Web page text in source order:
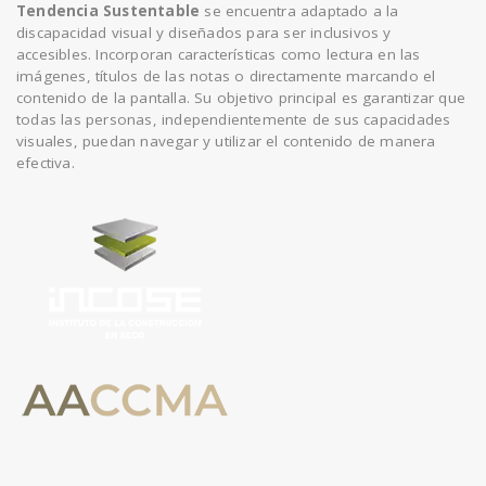
Tendencia Sustentable se encuentra adaptado a la
discapacidad visual y diseñados para ser inclusivos y
accesibles. Incorporan características como lectura en las
imágenes, títulos de las notas o directamente marcando el
contenido de la pantalla. Su objetivo principal es garantizar que
todas las personas, independientemente de sus capacidades
visuales, puedan navegar y utilizar el contenido de manera
efectiva.